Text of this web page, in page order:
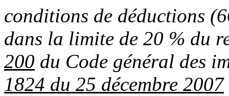
conditions de déductions
dans la limite de 20 % du
200 du Code général des
1824 du 25 décembre 2007